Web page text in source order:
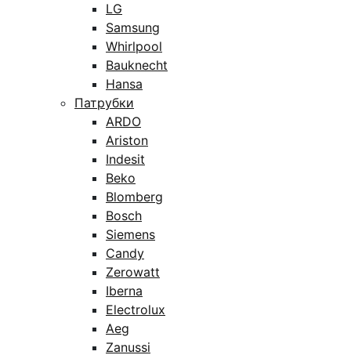
LG
Samsung
Whirlpool
Bauknecht
Hansa
Патрубки
ARDO
Ariston
Indesit
Beko
Blomberg
Bosch
Siemens
Candy
Zerowatt
Iberna
Electrolux
Aeg
Zanussi